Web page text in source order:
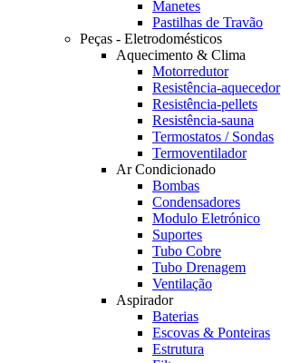
Manetes
Pastilhas de Travão
Peças - Eletrodomésticos
Aquecimento & Clima
Motorredutor
Resistência-aquecedor
Resistência-pellets
Resistência-sauna
Termostatos / Sondas
Termoventilador
Ar Condicionado
Bombas
Condensadores
Modulo Eletrónico
Suportes
Tubo Cobre
Tubo Drenagem
Ventilação
Aspirador
Baterias
Escovas & Ponteiras
Estrutura